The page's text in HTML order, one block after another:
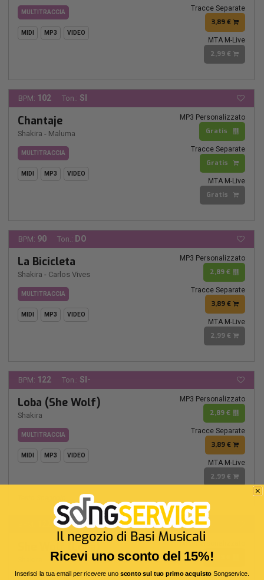
MULTITRACCIA
MIDI MP3 VIDEO
Tracce Separate
3,89 €
MTA M-Live
2,99 €
BPM: 102 Ton.: SI
Chantaje
Shakira - Maluma
MULTITRACCIA
MIDI MP3 VIDEO
MP3 Personalizzato
Gratis
Tracce Separate
Gratis
MTA M-Live
Gratis
BPM: 90 Ton.: DO
La Bicicleta
Shakira - Carlos Vives
MULTITRACCIA
MIDI MP3 VIDEO
MP3 Personalizzato
2,89 €
Tracce Separate
3,89 €
MTA M-Live
2,99 €
BPM: 122 Ton.: SI-
Loba (She Wolf)
Shakira
MULTITRACCIA
MIDI MP3 VIDEO
MP3 Personalizzato
2,89 €
Tracce Separate
3,89 €
MTA M-Live
2,99 €
Ton.:SI-
She Wolf (Loba) MP3 Personalizzato
2,89 €
Tracce Separate
Ricevi uno sconto del 15%!
Inserisci la tua email per ricevere uno sconto sul tuo primo acquistoSongservice.